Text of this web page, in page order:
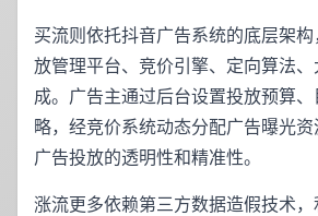
买流则依托抖音广告系统的底层架
放管理平台、竞价引擎、定向算法
成。广告主通过后台设置投放预算
略，经竞价系统动态分配广告曝光
广告投放的透明性和精准性。
涨流更多依赖第三方数据造假技术